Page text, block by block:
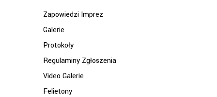
Zapowiedzi Imprez
Galerie
Protokoły
Regulaminy Zgłoszenia
Video Galerie
Felietony